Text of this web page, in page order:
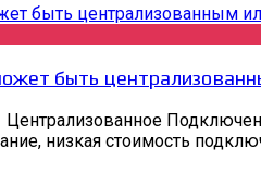
быть
Централизованное
низкая стоимость